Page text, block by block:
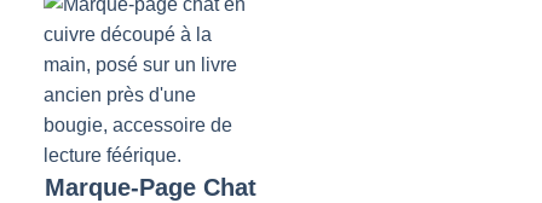
Marque-Page Chat